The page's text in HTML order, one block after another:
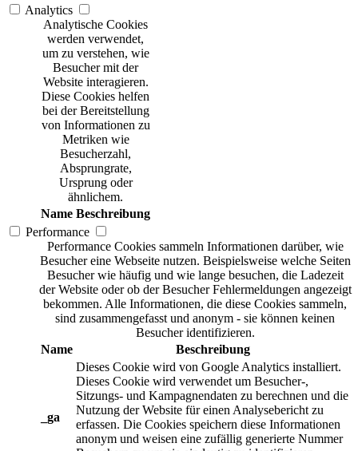
Analytics
Analytische Cookies
werden verwendet,
um zu verstehen, wie
Besucher mit der
Website interagieren.
Diese Cookies helfen
bei der Bereitstellung
von Informationen zu
Metriken wie
Besucherzahl,
Absprungrate,
Ursprung oder
ähnlichem.
Name Beschreibung
Performance
Performance Cookies sammeln Informationen darüber, wie
Besucher eine Webseite nutzen. Beispielsweise welche Seiten
Besucher wie häufig und wie lange besuchen, die Ladezeit
der Website oder ob der Besucher Fehlermeldungen angezeigt
bekommen. Alle Informationen, die diese Cookies sammeln,
sind zusammengefasst und anonym - sie können keinen
Besucher identifizieren.
Name
Beschreibung
_ga
Dieses Cookie wird von Google Analytics installiert.
Dieses Cookie wird verwendet um Besucher-,
Sitzungs- und Kampagnendaten zu berechnen und die
Nutzung der Website für einen Analysebericht zu
erfassen. Die Cookies speichern diese Informationen
anonym und weisen eine zufällig generierte Nummer